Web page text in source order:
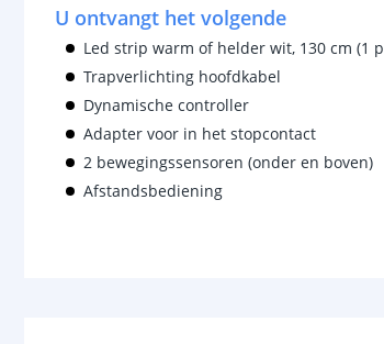
U ontvangt het volgende
Led strip warm of helder wit, 130 cm (1
Trapverlichting hoofdkabel
Dynamische controller
Adapter voor in het stopcontact
2 bewegingssensoren (onder en boven)
Afstandsbediening